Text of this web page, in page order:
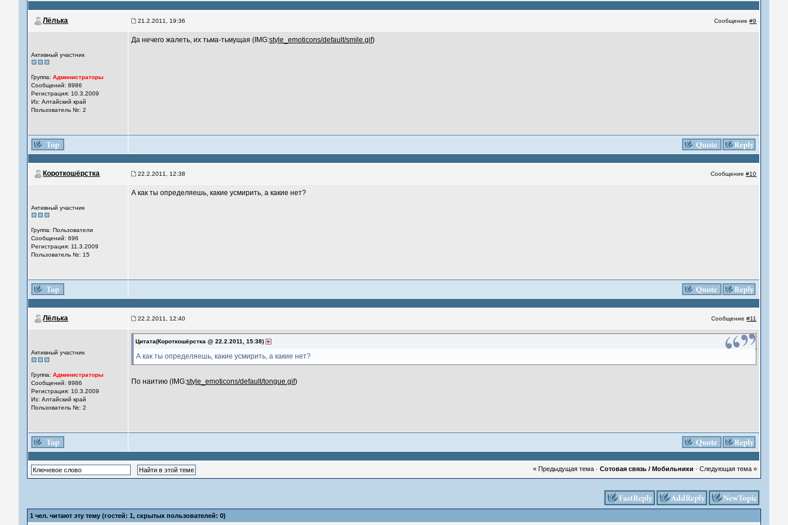
Лёлька 21.2.2011, 19:36 Сообщение#9
Активный участник
Группа:Администраторы
Сообщений: 8986
Регистрация: 10.3.2009
Из: Алтайский край
Пользователь №: 2
Да нечего жалеть, их тьма-тьмущая (IMG:style_emoticons/default/smile.gif)
Короткошёрстка 22.2.2011, 12:38 Сообщение#10
Активный участник
Группа: Пользователи
Сообщений: 696
Регистрация: 11.3.2009
Пользователь №: 15
А как ты определяешь, какие усмирить, а какие нет?
Лёлька 22.2.2011, 12:40 Сообщение#11
Активный участник
Группа:Администраторы
Сообщений: 8986
Регистрация: 10.3.2009
Из: Алтайский край
Пользователь №: 2
Цитата(Короткошёрстка @ 22.2.2011, 15:38)
А как ты определяешь, какие усмирить, а какие нет?
По наитию (IMG:style_emoticons/default/tongue.gif)
« Предыдущая тема· Сотовая связь / Мобильники · Следующая тема »
1 чел. читают эту тему (гостей: 1, скрытых пользователей: 0)